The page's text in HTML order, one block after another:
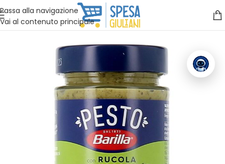
Passa alla navigazione
Vai al contenuto principale
Vuoi assistenza?Clicca qui e ti richiamiamo noi